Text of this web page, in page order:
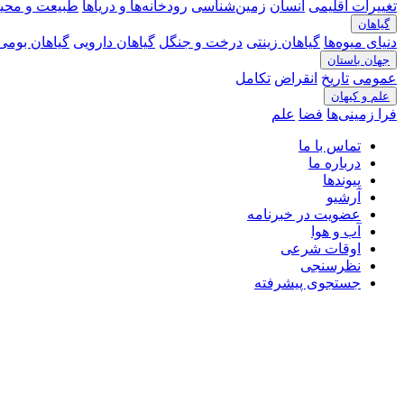
تغییرات اقلیمی انسان زمین‌شناسی رودخانه‎‌ها و دریاها طبیعت و
گیاهان
دنیای میوه‌ها گیاهان زینتی درخت و جنگل گیاهان دارویی گیاهان
جهان باستان
عمومی تاریخ انقراض تکامل
علم و کیهان
فرا زمینی‌ها فضا علم
تماس با ما
درباره ما
پیوندها
آرشیو
عضویت در خبرنامه
آب و هوا
اوقات شرعی
نظرسنجی
جستجوی پیشرفته